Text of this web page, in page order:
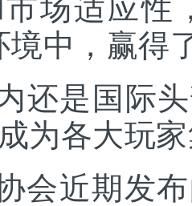
场适应性
境中，赢得
还是国际
为各大玩
会近期发